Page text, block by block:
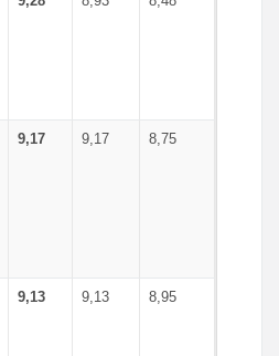
9,17 9,17 8,75
9,13 9,13 8,95